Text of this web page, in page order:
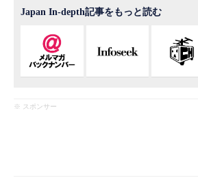
Japan In-depth記事をもっと読む
※ スポンサー